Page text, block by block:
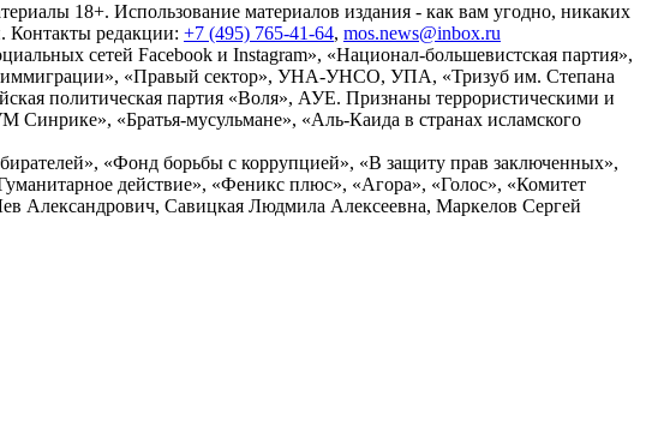
18+. Использование материалов издания - как вам угодно, никаких
Контакты редакции: +7 (495) 765-41-64, mos.news@inbox.ru
сетей Facebook и Instagram», «Национал-большевистская партия»,
иммиграции», «Правый сектор», УНА-УНСО, УПА, «Тризуб им. Степана
политическая партия «Воля», АУЕ. Признаны террористическими и
«Братья-мусульмане», «Аль-Каида в странах исламского
«Фонд борьбы с коррупцией», «В защиту прав заключенных»,
действие», «Феникс плюс», «Агора», «Голос», «Комитет
Александрович, Савицкая Людмила Алексеевна, Маркелов Сергей